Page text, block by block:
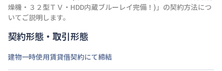
燥機・３２型ＴＶ・HDD内蔵ブルーレイ完備！) 」の契約方法につ
いてご説明します。
契約形態・取引形態
建物一時使用賃貸借契約にて締結